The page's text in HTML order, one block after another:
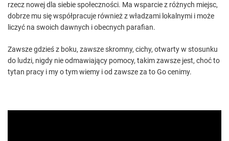
rzecz nowej dla siebie społeczności. Ma wsparcie z różnych miejsc,
dobrze mu się współpracuje również z władzami lokalnymi i może
liczyć na swoich dawnych i obecnych parafian.
Zawsze gdzieś z boku, zawsze skromny, cichy, otwarty w stosunku
do ludzi, nigdy nie odmawiający pomocy, takim zawsze jest, choć to
tytan pracy i my o tym wiemy i od zawsze za to Go cenimy.